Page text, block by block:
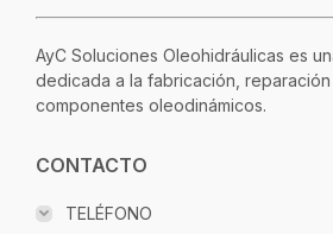
AyC Soluciones Oleohidráulicas es
dedicada a la fabricación,
componentes oleodinámicos.
CONTACTO
TELÉFONO